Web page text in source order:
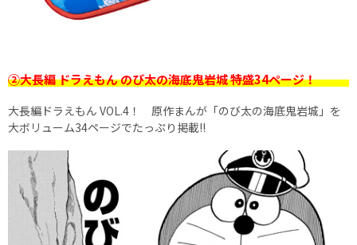
②大長編 ドラえもん のび太の海底鬼岩城 特盛34ページ！
大長編ドラえもん VOL.4！ 原作まんが「のび太の海底鬼岩城」を
大ボリューム34ページでたっぷり掲載!!